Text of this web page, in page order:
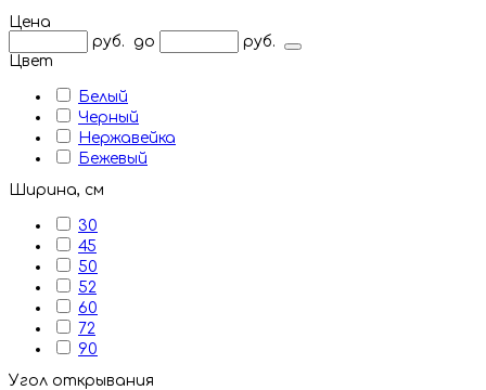
Цена
руб.
до
руб.
Цвет
Белый
Черный
Нержавейка
Бежевый
Ширина, см
30
45
50
52
60
72
90
Угол открывания